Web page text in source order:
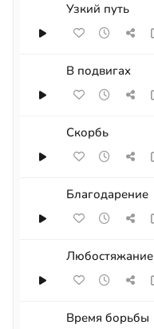
Узкий путь
В подвигах
Скорбь
Благодарение
Любостяжание
Время борьбы